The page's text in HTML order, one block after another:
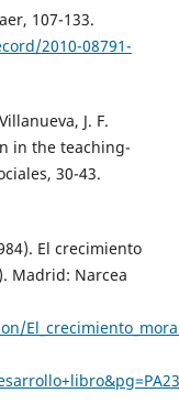
107-133.
2010-08791-
J. F.
in the teaching-
30-43.
El crecimiento
Madrid: Narcea